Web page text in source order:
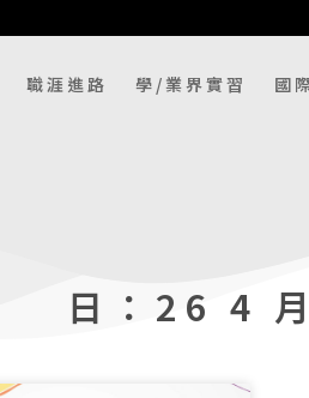
職涯進路 學/業界實習 國
日：26 4